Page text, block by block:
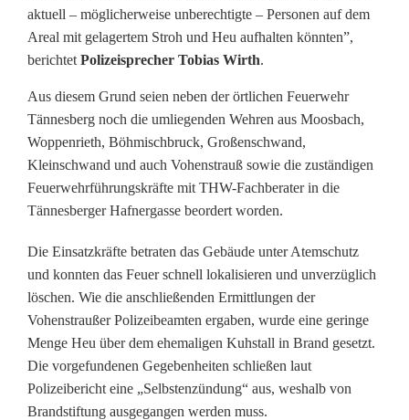
ä
n
n
e
s
b
r
g
:
S
i
aktuell – möglicherweise unberechtigte – Personen auf dem
Areal mit gelagertem Stroh und Heu aufhalten könnten”,
berichtet Polizeisprecher Tobias Wirth.
Aus diesem Grund seien neben der örtlichen Feuerwehr
Tännesberg noch die umliegenden Wehren aus Moosbach,
Woppenrieth, Böhmischbruck, Großenschwand,
Kleinschwand und auch Vohenstrauß sowie die zuständigen
Feuerwehrführungskräfte mit THW-Fachberater in die
Tännesberger Hafnergasse beordert worden.
Die Einsatzkräfte betraten das Gebäude unter Atemschutz
und konnten das Feuer schnell lokalisieren und unverzüglich
löschen. Wie die anschließenden Ermittlungen der
Vohenstraußer Polizeibeamten ergaben, wurde eine geringe
Menge Heu über dem ehemaligen Kuhstall in Brand gesetzt.
Die vorgefundenen Gegebenheiten schließen laut
Polizeibericht eine „Selbstenzündung“ aus, weshalb von
Brandstiftung ausgegangen werden muss.